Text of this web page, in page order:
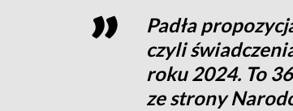
Padła
czyli
roku 2024. To
ze strony